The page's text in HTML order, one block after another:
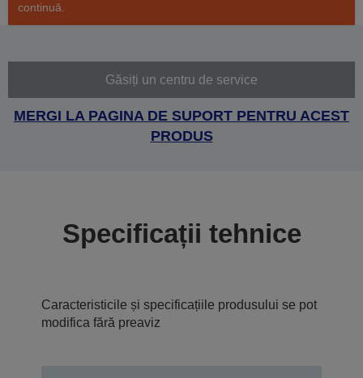
continuă.
Găsiți un centru de service
MERGI LA PAGINA DE SUPORT PENTRU ACEST
PRODUS
Specificații tehnice
Caracteristicile și specificațiile produsului se pot
modifica fără preaviz